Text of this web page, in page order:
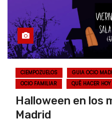
CIEMPOZUELOS GUIA OCIO
OCIO FAMILIAR
QUÉ HACER
Halloween en los
Madrid